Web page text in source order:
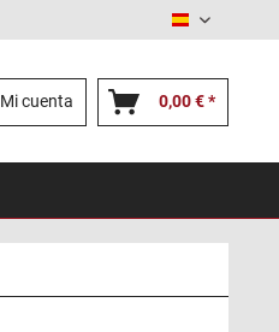
Español
Mi cuenta 0,00 € *